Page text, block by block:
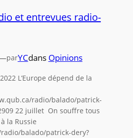
et entrevues radio-
parYCdans Opinions
L’Europe dépend de la
radio/balado/patrick-
22 juillet On souffre tous
la Russie
balado/patrick-dery?